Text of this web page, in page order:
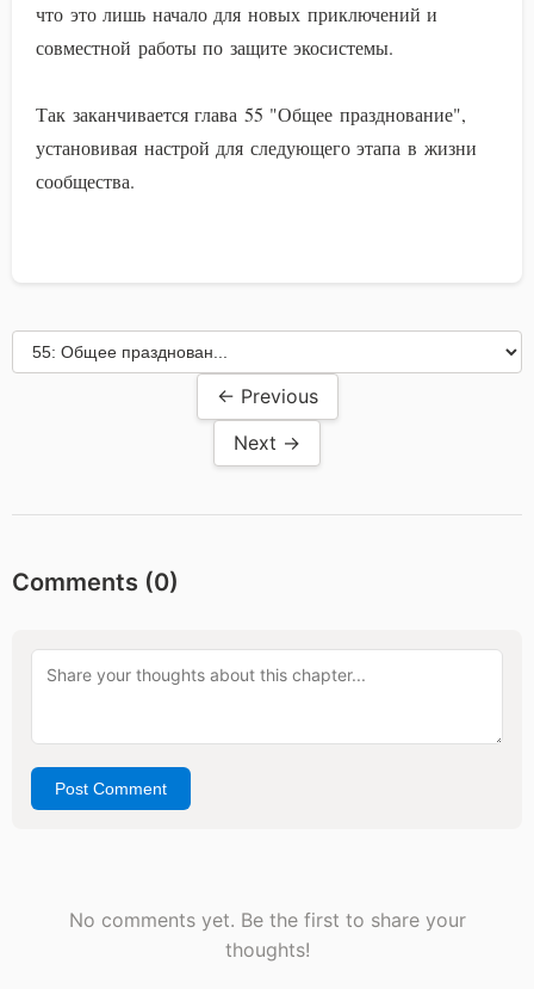
что это лишь начало для новых приключений и
совместной работы по защите экосистемы.
Так заканчивается глава 55 "Общее празднование",
установивая настрой для следующего этапа в жизни
сообщества.
← Previous
Next →
Comments (0)
Post Comment
No comments yet. Be the first to share your
thoughts!